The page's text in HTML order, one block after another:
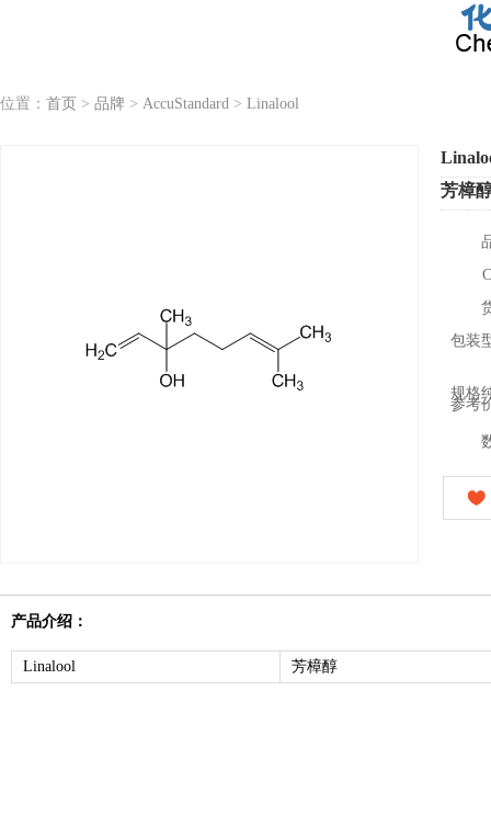
位置： 首页 > 品牌 > AccuStandard > Linalool
芳樟
包装
规格
参考
产品介绍：
Linalool 芳樟醇